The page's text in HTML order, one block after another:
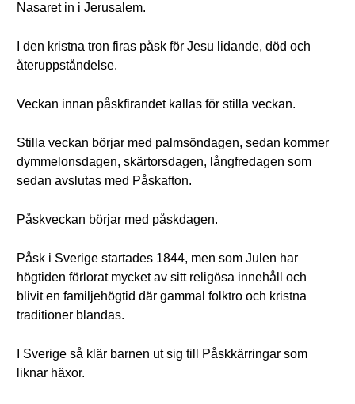
Nasaret in i Jerusalem.
I den kristna tron firas påsk för Jesu lidande, död och
återuppståndelse.
Veckan innan påskfirandet kallas för stilla veckan.
Stilla veckan börjar med palmsöndagen, sedan kommer
dymmelonsdagen, skärtorsdagen, långfredagen som
sedan avslutas med Påskafton.
Påskveckan börjar med påskdagen.
Påsk i Sverige startades 1844, men som Julen har
högtiden förlorat mycket av sitt religösa innehåll och
blivit en familjehögtid där gammal folktro och kristna
traditioner blandas.
I Sverige så klär barnen ut sig till Påskkärringar som
liknar häxor.